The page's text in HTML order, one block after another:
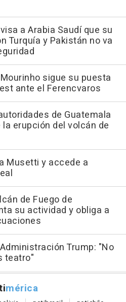
a Arabia Saudí que su
Turquía y Pakistán no va
sigue su puesta
ante el Ferencvaros
de Guatemala
erupción del volcán de
Musetti y accede a
de Fuego de
su actividad y obliga a
Trump: "No
teatro"
mérica